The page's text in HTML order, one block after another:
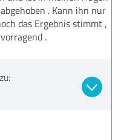
. Kann ihn nur
das Ergebnis stimmt ,
.